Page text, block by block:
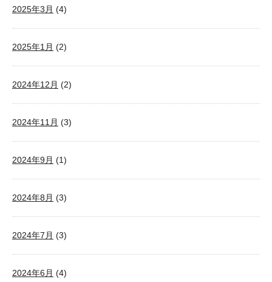
2025年3月 (4)
2025年1月 (2)
2024年12月 (2)
2024年11月 (3)
2024年9月 (1)
2024年8月 (3)
2024年7月 (3)
2024年6月 (4)